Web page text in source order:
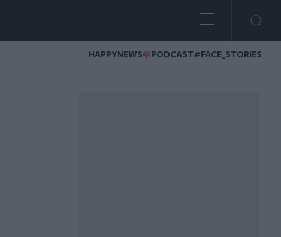
HAPPYNEWS PODCAST#FACE_STORIES